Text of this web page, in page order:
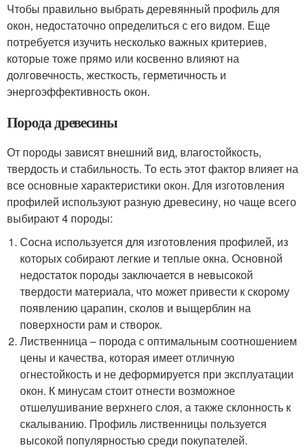
Чтобы правильно выбрать деревянный профиль для
окон, недостаточно определиться с его видом. Еще
потребуется изучить несколько важных критериев,
которые тоже прямо или косвенно влияют на
долговечность, жесткость, герметичность и
энергоэффективность окон.
Порода древесины
От породы зависят внешний вид, влагостойкость,
твердость и стабильность. То есть этот фактор влияет на
все основные характеристики окон. Для изготовления
профилей используют разную древесину, но чаще всего
выбирают 4 породы:
Сосна используется для изготовления профилей, из
которых собирают легкие и теплые окна. Основной
недостаток породы заключается в невысокой
твердости материала, что может привести к скорому
появлению царапин, сколов и выщерблин на
поверхности рам и створок.
Лиственница – порода с оптимальным соотношением
цены и качества, которая имеет отличную
огнестойкость и не деформируется при эксплуатации
окон. К минусам стоит отнести возможное
отшелушивание верхнего слоя, а также склонность к
скалыванию. Профиль лиственницы пользуется
высокой популярностью среди покупателей.